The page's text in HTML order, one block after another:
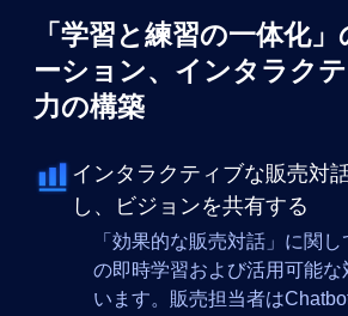
「学習と練習の一体化
ーション、インタラク
力の構築
インタラクティブな販売対
し、ビジョンを共有する
「効果的な販売対話」に関
の即時学習および活用可能な
います。販売担当者は